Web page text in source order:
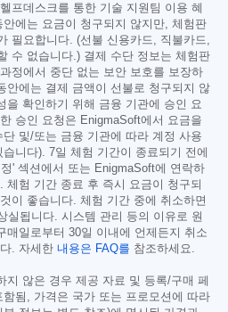
프데스크를 통한 기술 지원팀 이용 혜
에는 요금이 청구되지 않지만, 체험판
필요합니다. (선불 신용카드, 직불카드,
수 없습니다.) 결제 수단 정보는 체험판
정에서 중단 없는 보안 보호를 보장하
안에는 결제 금액이 선불로 청구되지 않
을 확인하기 위해 금융 기관에 승인 요
승인 요청은 EnigmaSoft에서 요금을
및/또는 금융 기관에 따라 계정 사용
니다). 7일 체험 기간이 종료되기 전에
' 섹션에서 또는 EnigmaSoft에 연락하
체험 기간 종료 후 즉시 요금이 청구되
이 좋습니다. 체험 기간 중에 취소하면
실됩니다. 시스템 관리 등의 이유로 원
매일로부터 30일 이내에 언제든지 취소
. 자세한 내용은 FAQ를 참조하세요.
지 않은 경우 제공 자료 및 등록/구매 페
됨, 가격은 국가 또는 프로모션에 따라